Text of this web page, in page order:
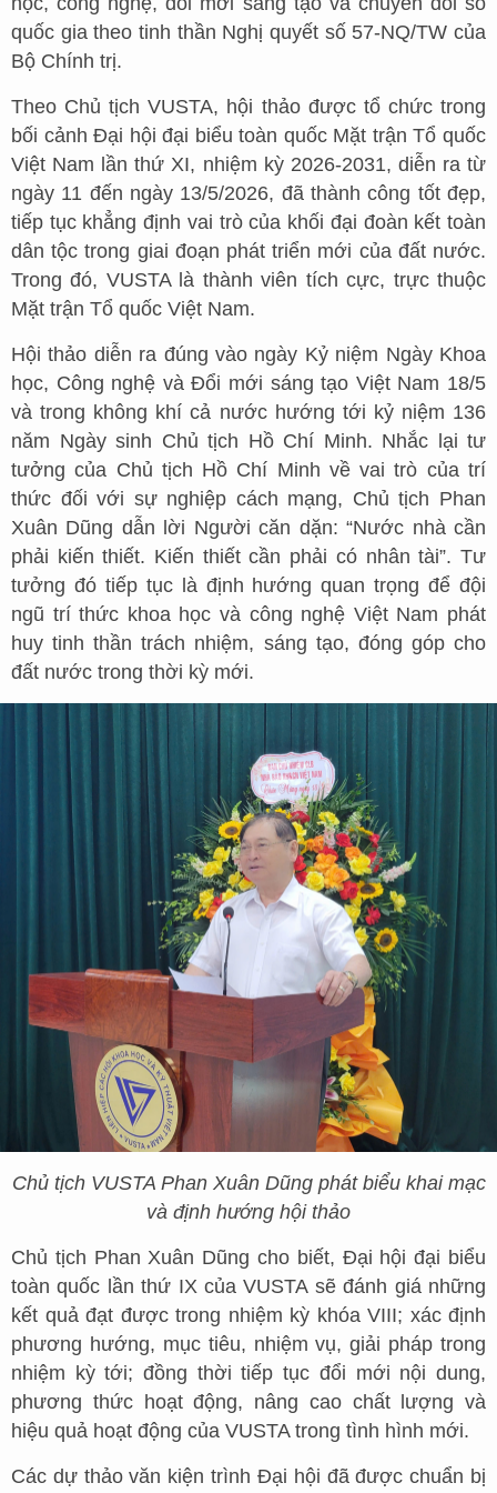
quốc gia theo tinh thần Nghị quyết số 57-NQ/TW của
Bộ Chính trị.
Theo Chủ tịch VUSTA, hội thảo được tổ chức trong
bối cảnh Đại hội đại biểu toàn quốc Mặt trận Tổ quốc
Việt Nam lần thứ XI, nhiệm kỳ 2026-2031, diễn ra từ
ngày 11 đến ngày 13/5/2026, đã thành công tốt đẹp,
tiếp tục khẳng định vai trò của khối đại đoàn kết toàn
dân tộc trong giai đoạn phát triển mới của đất nước.
Trong đó, VUSTA là thành viên tích cực, trực thuộc
Mặt trận Tổ quốc Việt Nam.
Hội thảo diễn ra đúng vào ngày Kỷ niệm Ngày Khoa
học, Công nghệ và Đổi mới sáng tạo Việt Nam 18/5
và trong không khí cả nước hướng tới kỷ niệm 136
năm Ngày sinh Chủ tịch Hồ Chí Minh. Nhắc lại tư
tưởng của Chủ tịch Hồ Chí Minh về vai trò của trí
thức đối với sự nghiệp cách mạng, Chủ tịch Phan
Xuân Dũng dẫn lời Người căn dặn: “Nước nhà cần
phải kiến thiết. Kiến thiết cần phải có nhân tài”. Tư
tưởng đó tiếp tục là định hướng quan trọng để đội
ngũ trí thức khoa học và công nghệ Việt Nam phát
huy tinh thần trách nhiệm, sáng tạo, đóng góp cho
đất nước trong thời kỳ mới.
Chủ tịch VUSTA Phan Xuân Dũng phát biểu khai mạc
và định hướng hội thảo
Chủ tịch Phan Xuân Dũng cho biết, Đại hội đại biểu
toàn quốc lần thứ IX của VUSTA sẽ đánh giá những
kết quả đạt được trong nhiệm kỳ khóa VIII; xác định
phương hướng, mục tiêu, nhiệm vụ, giải pháp trong
nhiệm kỳ tới; đồng thời tiếp tục đổi mới nội dung,
phương thức hoạt động, nâng cao chất lượng và
hiệu quả hoạt động của VUSTA trong tình hình mới.
Các dự thảo văn kiện trình Đại hội đã được chuẩn bị